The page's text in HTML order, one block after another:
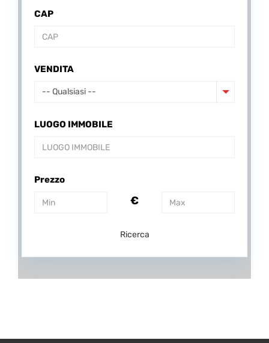
CAP
VENDITA
-- Qualsiasi --
LUOGO IMMOBILE
Prezzo
€
Ricerca